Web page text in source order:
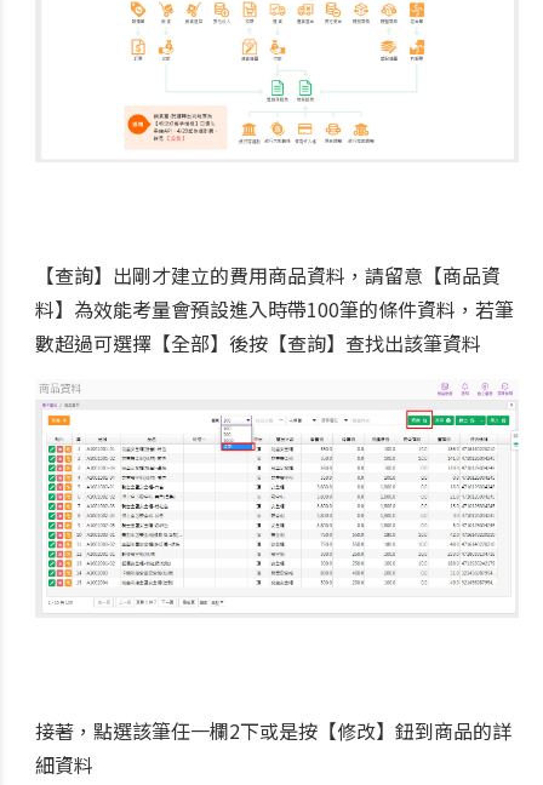
【查詢】出剛才建立的費用商品資料，請留意【商品資
料】為效能考量會預設進入時帶100筆的條件資料，若筆
數超過可選擇【全部】後按【查詢】查找出該筆資料
接著，點選該筆任一欄2下或是按【修改】鈕到商品的詳
細資料